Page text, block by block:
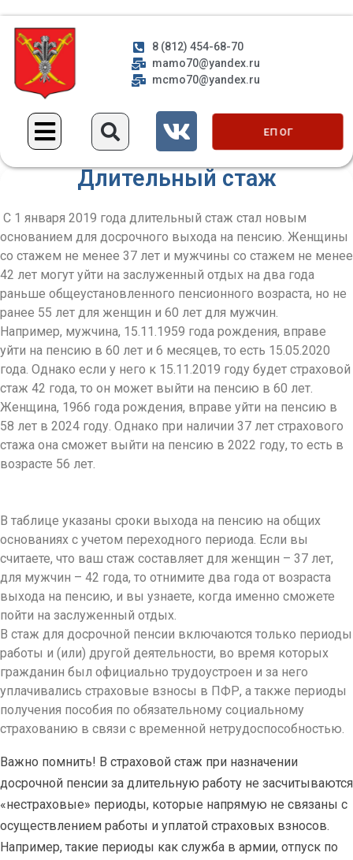
8 (812) 454-68-70
mamo70@yandex.ru
mcmo70@yandex.ru
ЕП ОГ
Длительный стаж
С 1 января 2019 года длительный стаж стал новым
основанием для досрочного выхода на пенсию. Женщины
со стажем не менее 37 лет и мужчины со стажем не менее
42 лет могут уйти на заслуженный отдых на два года
раньше общеустановленного пенсионного возраста, но не
ранее 55 лет для женщин и 60 лет для мужчин.
Например, мужчина, 15.11.1959 года рождения, вправе
уйти на пенсию в 60 лет и 6 месяцев, то есть 15.05.2020
года. Однако если у него к 15.11.2019 году будет страховой
стаж 42 года, то он может выйти на пенсию в 60 лет.
Женщина, 1966 года рождения, вправе уйти на пенсию в
58 лет в 2024 году. Однако при наличии 37 лет страхового
стажа она сможет выйти на пенсию в 2022 году, то есть в
возрасте 56 лет.
В таблице указаны сроки выхода на пенсию на общих
основаниях с учетом переходного периода. Если вы
считаете, что ваш стаж составляет для женщин – 37 лет,
для мужчин – 42 года, то отнимите два года от возраста
выхода на пенсию, и вы узнаете, когда именно сможете
пойти на заслуженный отдых.
В стаж для досрочной пенсии включаются только периоды
работы и (или) другой деятельности, во время которых
гражданин был официально трудоустроен и за него
уплачивались страховые взносы в ПФР, а также периоды
получения пособия по обязательному социальному
страхованию в связи с временной нетрудоспособностью.
Важно помнить! В страховой стаж при назначении
досрочной пенсии за длительную работу не засчитываются
«нестраховые» периоды, которые напрямую не связаны с
осуществлением работы и уплатой страховых взносов.
Например, такие периоды как служба в армии, отпуск по